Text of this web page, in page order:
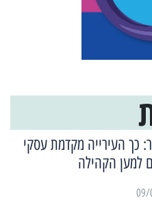
כך העירייה מקדמת עסקי
למען הקהילה